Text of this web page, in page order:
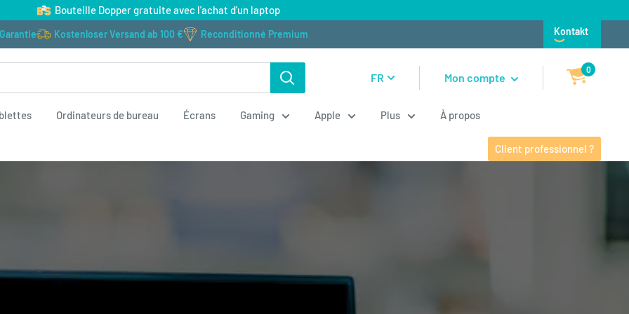
Bouteille Dopper gratuite avec l'achat d'un laptop
Kostenloser Versand ab 100 € Reconditionné Premium Kontakt
FR Mon compte
0
Ordinateurs de bureau Écrans Gaming Apple Plus À propos
Client professionnel ?